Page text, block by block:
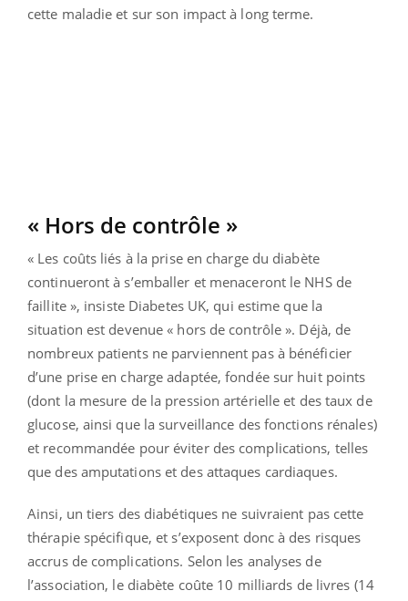
cette maladie et sur son impact à long terme.
« Hors de contrôle »
« Les coûts liés à la prise en charge du diabète
continueront à s’emballer et menaceront le NHS de
faillite », insiste Diabetes UK, qui estime que la
situation est devenue « hors de contrôle ». Déjà, de
nombreux patients ne parviennent pas à bénéficier
d’une prise en charge adaptée, fondée sur huit points
(dont la mesure de la pression artérielle et des taux de
glucose, ainsi que la surveillance des fonctions rénales)
et recommandée pour éviter des complications, telles
que des amputations et des attaques cardiaques.
Ainsi, un tiers des diabétiques ne suivraient pas cette
thérapie spécifique, et s’exposent donc à des risques
accrus de complications. Selon les analyses de
l’association, le diabète coûte 10 milliards de livres (14